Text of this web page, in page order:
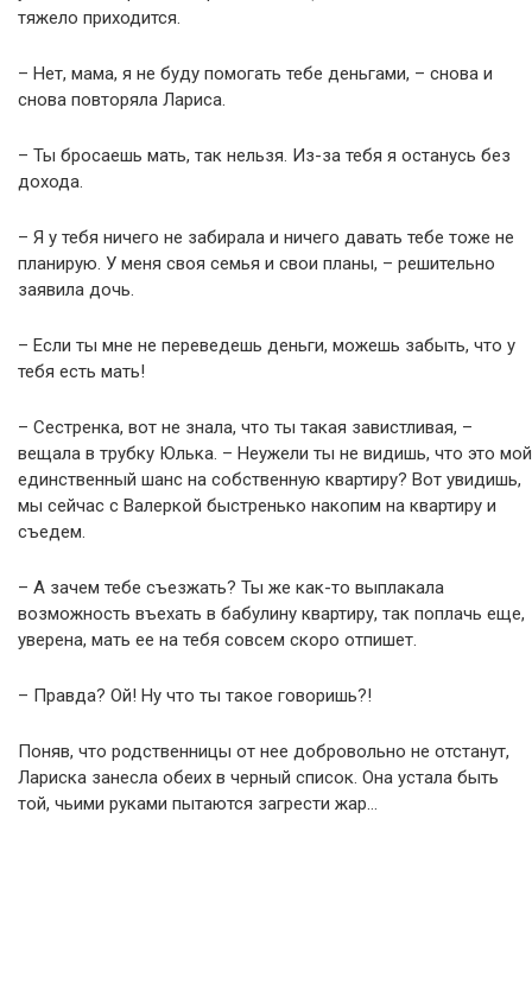
тяжело приходится.
– Нет, мама, я не буду помогать тебе деньгами, – снова и
снова повторяла Лариса.
– Ты бросаешь мать, так нельзя. Из-за тебя я останусь без
дохода.
– Я у тебя ничего не забирала и ничего давать тебе тоже не
планирую. У меня своя семья и свои планы, – решительно
заявила дочь.
– Если ты мне не переведешь деньги, можешь забыть, что у
тебя есть мать!
– Сестренка, вот не знала, что ты такая завистливая, –
вещала в трубку Юлька. – Неужели ты не видишь, что это мой
единственный шанс на собственную квартиру? Вот увидишь,
мы сейчас с Валеркой быстренько накопим на квартиру и
съедем.
– А зачем тебе съезжать? Ты же как-то выплакала
возможность въехать в бабулину квартиру, так поплачь еще,
уверена, мать ее на тебя совсем скоро отпишет.
– Правда? Ой! Ну что ты такое говоришь?!
Поняв, что родственницы от нее добровольно не отстанут,
Лариска занесла обеих в черный список. Она устала быть
той, чьими руками пытаются загрести жар…